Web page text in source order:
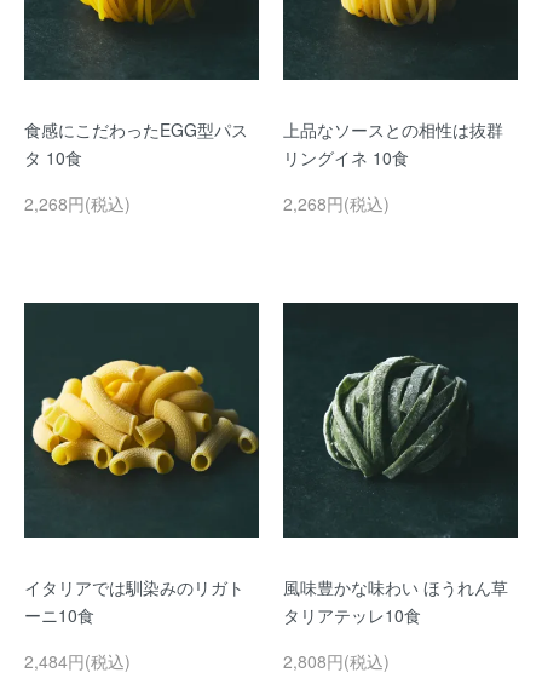
食感にこだわったEGG型パス
タ 10食
2,268円(税込)
上品なソースとの相性は抜群
リングイネ 10食
2,268円(税込)
イタリアでは馴染みのリガト
ーニ10食
2,484円(税込)
風味豊かな味わい ほうれん草
タリアテッレ10食
2,808円(税込)